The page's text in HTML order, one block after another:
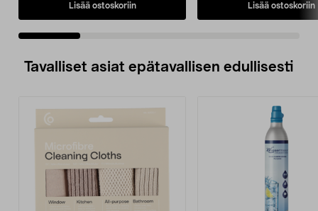
Lisää ostoskoriin Lisää ostoskoriin
Tavalliset asiat epätavallisen edullisesti